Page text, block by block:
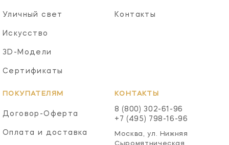
Уличный свет
Искусство
3D-Модели
Сертификаты
Контакты
ПОКУПАТЕЛЯМ
Договор-Оферта
Оплата и доставка
КОНТАКТЫ
8 (800) 302-61-96
+7 (495) 798-16-96
Москва, ул. Нижняя